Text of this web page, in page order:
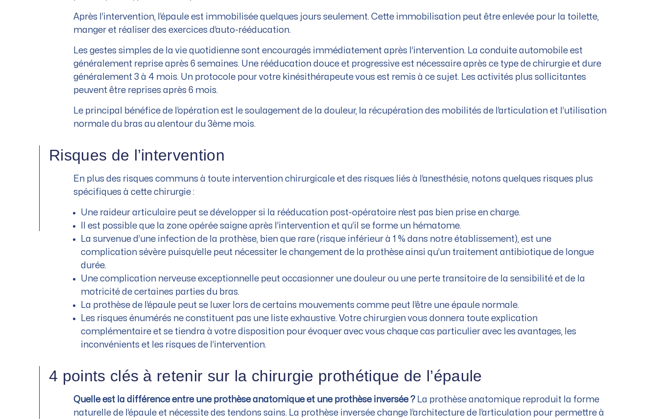
Après l’intervention, l’épaule est immobilisée quelques jours seulement. Cette immobilisation peut être enlevée pour la toilette,
manger et réaliser des exercices d’auto-rééducation.
Les gestes simples de la vie quotidienne sont encouragés immédiatement après l’intervention. La conduite automobile est
généralement reprise après 6 semaines. Une rééducation douce et progressive est nécessaire après ce type de chirurgie et dure
généralement 3 à 4 mois. Un protocole pour votre kinésithérapeute vous est remis à ce sujet. Les activités plus sollicitantes
peuvent être reprises après 6 mois.
Le principal bénéfice de l’opération est le soulagement de la douleur, la récupération des mobilités de l’articulation et l’utilisation
normale du bras au alentour du 3ème mois.
Risques de l’intervention
En plus des risques communs à toute intervention chirurgicale et des risques liés à l’anesthésie, notons quelques risques plus
spécifiques à cette chirurgie :
Une raideur articulaire peut se développer si la rééducation post-opératoire n’est pas bien prise en charge.
Il est possible que la zone opérée saigne après l’intervention et qu’il se forme un hématome.
La survenue d’une infection de la prothèse, bien que rare (risque inférieur à 1 % dans notre établissement), est une
complication sévère puisqu’elle peut nécessiter le changement de la prothèse ainsi qu’un traitement antibiotique de longue
durée.
Une complication nerveuse exceptionnelle peut occasionner une douleur ou une perte transitoire de la sensibilité et de la
motricité de certaines parties du bras.
La prothèse de l’épaule peut se luxer lors de certains mouvements comme peut l’être une épaule normale.
Les risques énumérés ne constituent pas une liste exhaustive. Votre chirurgien vous donnera toute explication
complémentaire et se tiendra à votre disposition pour évoquer avec vous chaque cas particulier avec les avantages, les
inconvénients et les risques de l’intervention.
4 points clés à retenir sur la chirurgie prothétique de l’épaule
Quelle est la différence entre une prothèse anatomique et une prothèse inversée ? La prothèse anatomique reproduit la forme
naturelle de l’épaule et nécessite des tendons sains. La prothèse inversée change l’architecture de l’articulation pour permettre à